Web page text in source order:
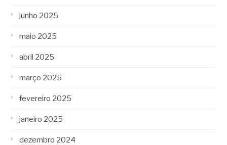
junho 2025
maio 2025
abril 2025
março 2025
fevereiro 2025
janeiro 2025
dezembro 2024